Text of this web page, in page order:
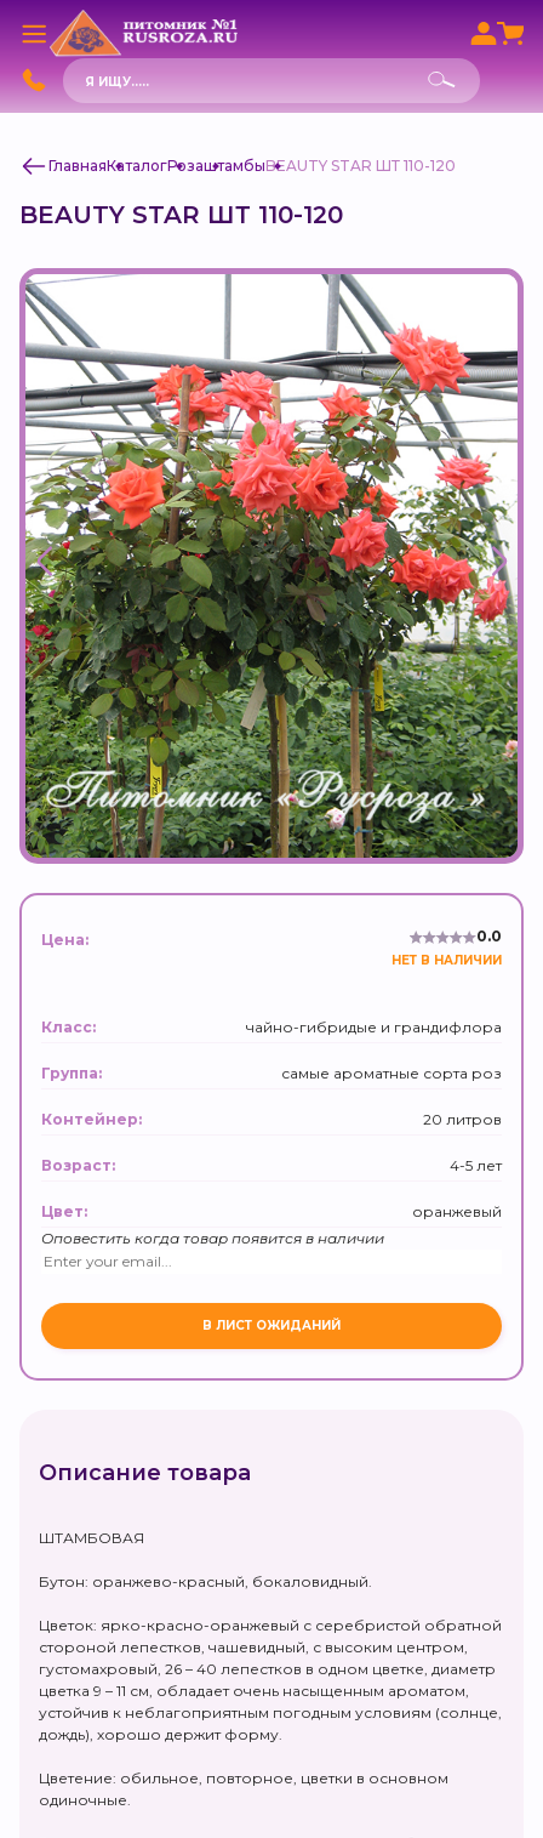
Поиск
товаров
ГлавнаяКаталогРозаштамбыBEAUTY STAR ШТ 110-120
BEAUTY STAR ШТ 110-120
Цена: 0.0
НЕТ В НАЛИЧИИ
Класс: чайно-гибридые и грандифлора
Группа: самые ароматные сорта роз
Контейнер: 20 литров
Возраст: 4-5 лет
Цвет:
оранжевый
Оповестить когда товар появится в наличии
Описание товара
ШТАМБОВАЯ
Бутон: оранжево-красный, бокаловидный.
Цветок: ярко-красно-оранжевый с серебристой обратной
стороной лепестков, чашевидный, с высоким центром,
густомахровый, 26 – 40 лепестков в одном цветке, диаметр
цветка 9 – 11 см, обладает очень насыщенным ароматом,
устойчив к неблагоприятным погодным условиям (солнце,
дождь), хорошо держит форму.
Цветение: обильное, повторное, цветки в основном
одиночные.